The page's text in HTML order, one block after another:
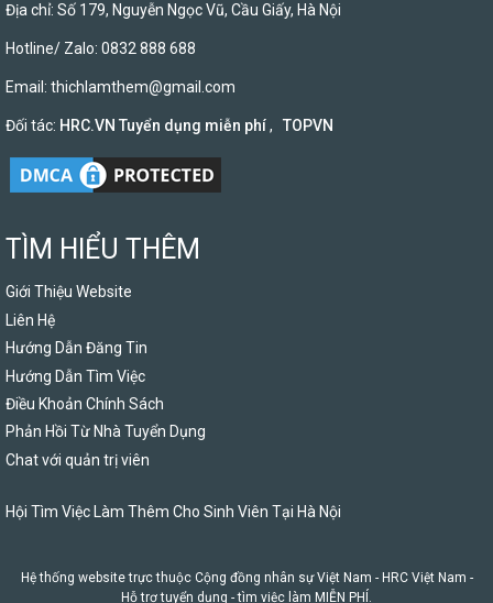
Địa chỉ: Số 179, Nguyễn Ngọc Vũ, Cầu Giấy, Hà Nội
Hotline/ Zalo: 0832 888 688
Email: thichlamthem@gmail.com
Đối tác: HRC.VN Tuyển dụng miễn phí, TOPVN
TÌM HIỂU THÊM
Giới Thiệu Website
Liên Hệ
Hướng Dẫn Đăng Tin
Hướng Dẫn Tìm Việc
Điều Khoản Chính Sách
Phản Hồi Từ Nhà Tuyển Dụng
Chat với quản trị viên
Hội Tìm Việc Làm Thêm Cho Sinh Viên Tại Hà Nội
Hệ thống website trực thuộc Cộng đồng nhân sự Việt Nam - HRC Việt Nam -
Hỗ trợ tuyển dụng - tìm việc làm MIỄN PHÍ.